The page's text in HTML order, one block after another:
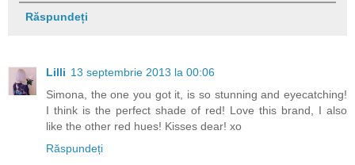
Răspundeți
Lilli 13 septembrie 2013 la 00:06
Simona, the one you got it, is so stunning and eyecatching!
I think is the perfect shade of red! Love this brand, I also
like the other red hues! Kisses dear! xo
Răspundeți